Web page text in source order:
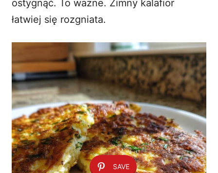
ostygnąć. To ważne. Zimny kalafior
łatwiej się rozgniata.
SAVE